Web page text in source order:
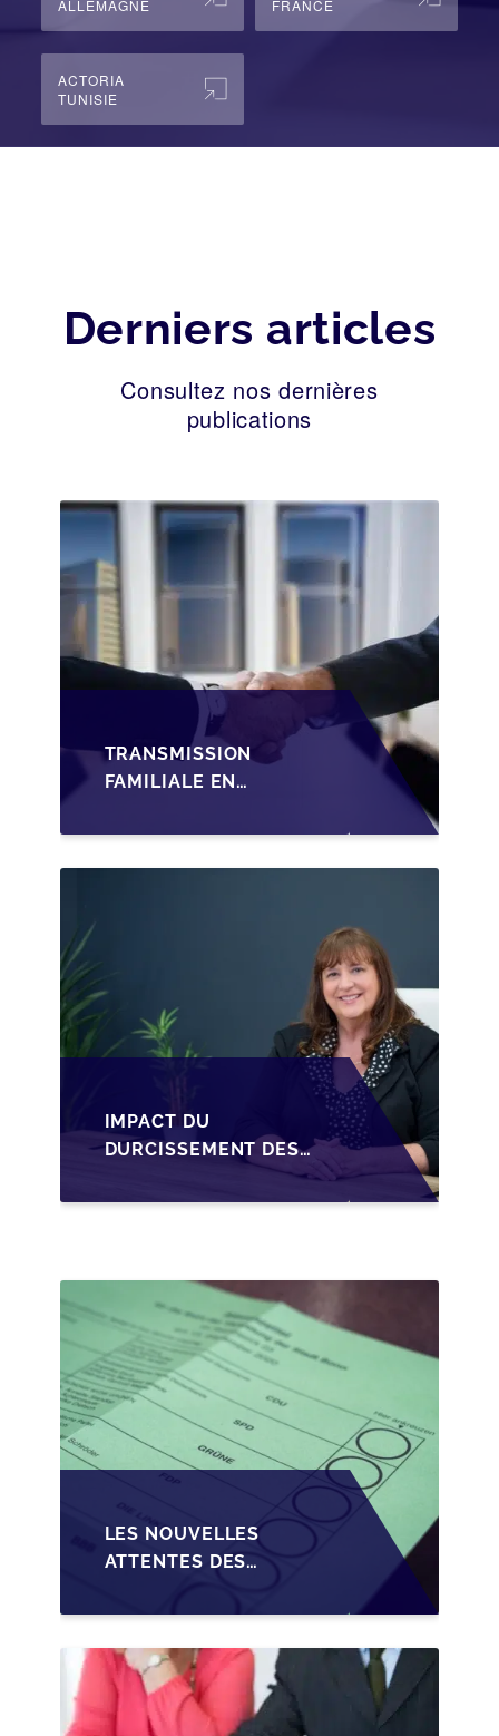
ALLEMAGNE FRANCE
ACTORIA
TUNISIE
Derniers articles
Consultez nos dernières
publications
TRANSMISSION
FAMILIALE EN
STRUCTURER LA
CESSION DES PARTS
IMPACT DU
DURCISSEMENT DES
CRÉDIT SUR LA
LES NOUVELLES
ATTENTES DES
TRANSMISSION DES
PME BELGES